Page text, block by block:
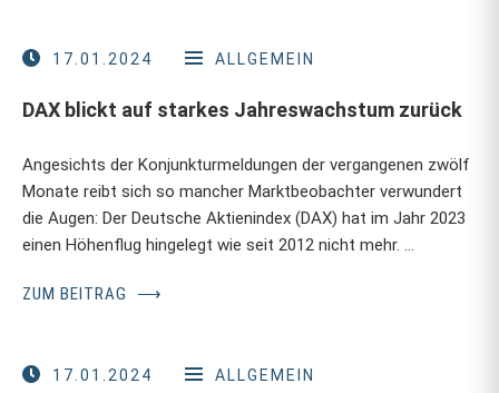
17.01.2024 ALLGEMEIN
DAX blickt auf starkes Jahreswachstum zurück
Angesichts der Konjunkturmeldungen der vergangenen zwölf
Monate reibt sich so mancher Marktbeobachter verwundert
die Augen: Der Deutsche Aktienindex (DAX) hat im Jahr 2023
einen Höhenflug hingelegt wie seit 2012 nicht mehr. …
ZUM BEITRAG ⟶
17.01.2024 ALLGEMEIN